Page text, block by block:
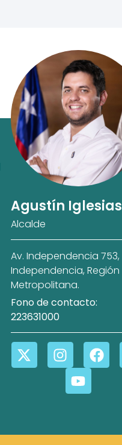
Agustín Iglesias
Alcalde
Av. Independencia 753,
Independencia, Región
Metropolitana.
Fono de contacto:
223631000